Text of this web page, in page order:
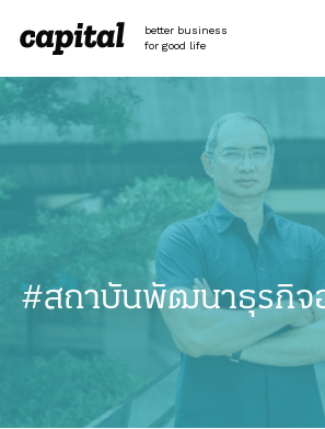
content
better business
for good life
#สถาบันพัฒนาธุรกิจ